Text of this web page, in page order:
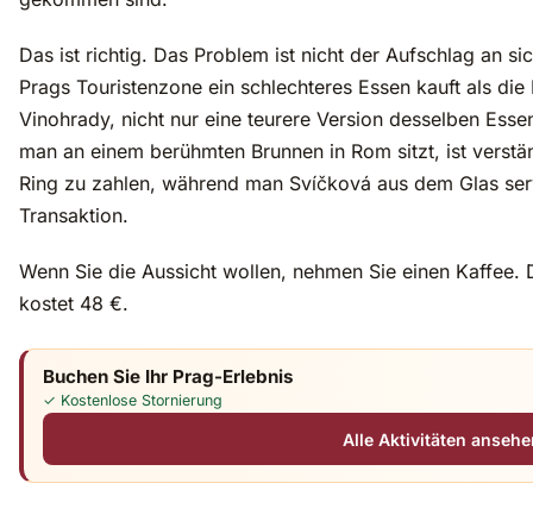
Das ist richtig. Das Problem ist nicht der Aufschlag an
Prags Touristenzone ein schlechteres Essen kauft als
Vinohrady, nicht nur eine teurere Version desselben
man an einem berühmten Brunnen in Rom sitzt, ist
Ring zu zahlen, während man Svíčková aus dem Glas
Transaktion.
Wenn Sie die Aussicht wollen, nehmen Sie einen
kostet 48 €.
Buchen Sie Ihr Prag-Erlebnis
✓ Kostenlose Stornierung
Alle Aktivitäten